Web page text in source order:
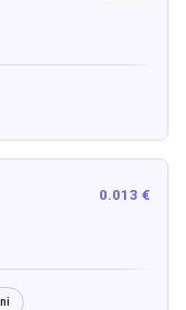
0.013 €